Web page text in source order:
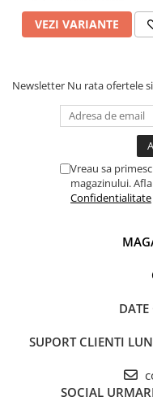
VEZI VARIANTE
Newsletter Nu rata ofertele
Vreau sa
magazinului.
Confidentialitate
SUPORT CLIENTI
SOCIAL